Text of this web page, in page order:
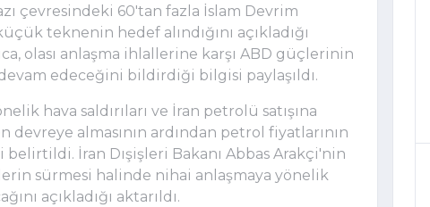
çevresindeki 60'tan fazla İslam Devrim
teknenin hedef alındığını açıkladığı
olası anlaşma ihlallerine karşı ABD güçlerinin
edeceğini bildirdiği bilgisi paylaşıldı.
hava saldırıları ve İran petrolü satışına
devreye almasının ardından petrol fiyatlarının
İran Dışişleri Bakanı Abbas Arakçi'nin
sürmesi halinde nihai anlaşmaya yönelik
açıkladığı aktarıldı.